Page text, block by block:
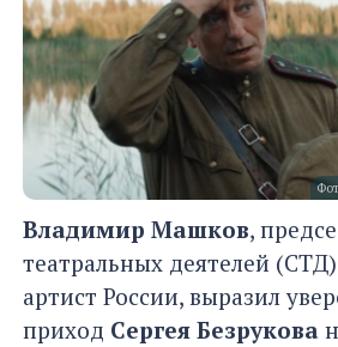
Владимир Машков,
театральных деятелей
артист России, выразил
приход Сергея Безрукова